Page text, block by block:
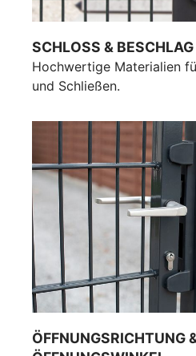
SCHLOSS & BESCHLAG
Hochwertige Materialien
und Schließen.
ÖFFNUNGSRICHTUNG